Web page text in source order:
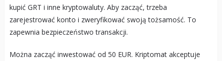
kupić GRT i inne kryptowaluty. Aby zacząć, trzeba
zarejestrować konto i zweryfikować swoją tożsamość. To
zapewnia bezpieczeństwo transakcji.
Można zacząć inwestować od 50 EUR. Kriptomat akceptuje